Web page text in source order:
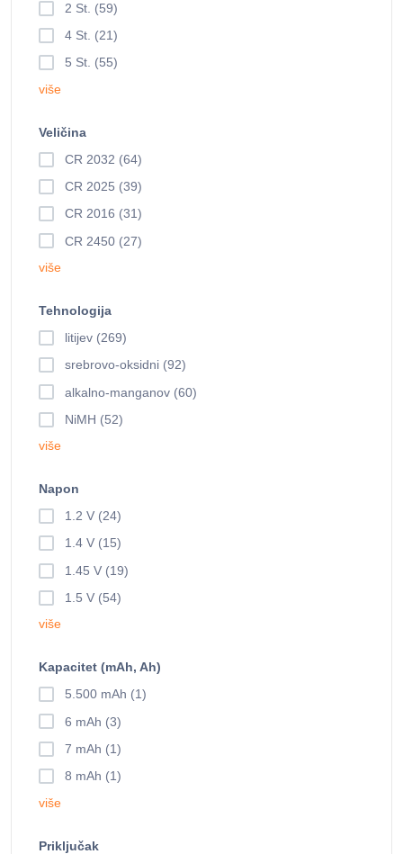
2 St. (59)
4 St. (21)
5 St. (55)
više
Veličina
CR 2032 (64)
CR 2025 (39)
CR 2016 (31)
CR 2450 (27)
više
Tehnologija
litijev (269)
srebrovo-oksidni (92)
alkalno-manganov (60)
NiMH (52)
više
Napon
1.2 V (24)
1.4 V (15)
1.45 V (19)
1.5 V (54)
više
Kapacitet (mAh, Ah)
5.500 mAh (1)
6 mAh (3)
7 mAh (1)
8 mAh (1)
više
Priključak